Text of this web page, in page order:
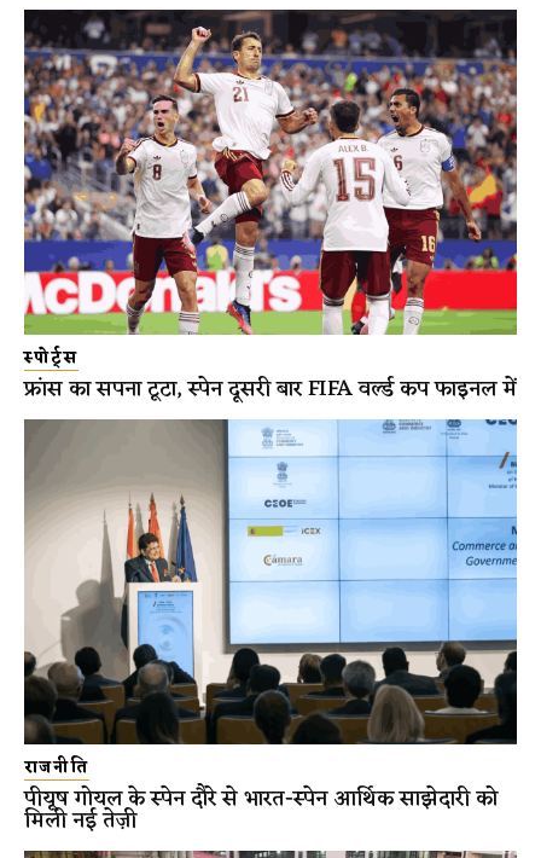
स्पोर्ट्स
फ्रांस का सपना टूटा, स्पेन दूसरी बार FIFA वर्ल्ड कप फाइनल में
राजनीति
पीयूष गोयल के स्पेन दौरे से भारत-स्पेन आर्थिक साझेदारी को
मिली नई तेज़ी